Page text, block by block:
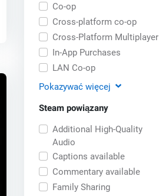
Co-op
Cross-platform co-op
Cross-Platform Multiplayer
In-App Purchases
LAN Co-op
Pokazywać więcej
Steam powiązany
Additional High-Quality
Audio
Captions available
Commentary available
Family Sharing